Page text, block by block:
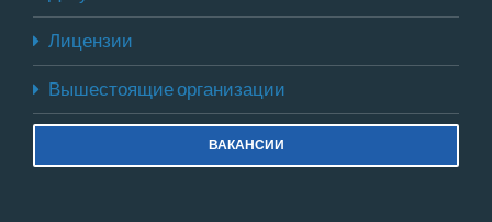
Лицензии
Вышестоящие организации
ВАКАНСИИ